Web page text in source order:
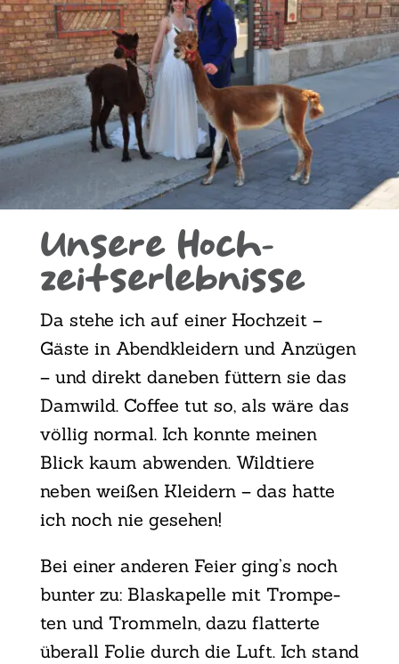
Unse­re Hoch­
zeits­er­leb­nis­se
Da ste­he ich auf einer Hoch­zeit –
Gäs­te in Abend­klei­dern und Anzü­gen
– und direkt dane­ben füt­tern sie das
Dam­wild. Cof­fee tut so, als wäre das
völ­lig nor­mal. Ich konn­te mei­nen
Blick kaum abwen­den. Wild­tie­re
neben wei­ßen Klei­dern – das hat­te
ich noch nie gese­hen!
Bei einer ande­ren Fei­er ging’s noch
bun­ter zu: Blas­ka­pel­le mit Trom­pe­
ten und Trom­meln, dazu flat­ter­te
über­all Folie durch die Luft. Ich stand